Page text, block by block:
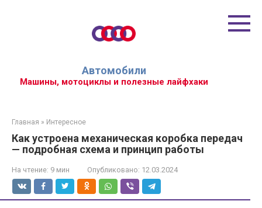
Автомобили
Машины, мотоциклы и полезные лайфхаки
Главная » Интересное
Как устроена механическая коробка передач
— подробная схема и принцип работы
На чтение: 9 мин Опубликовано: 12.03.2024